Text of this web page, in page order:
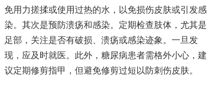
免用力搓揉或使用过热的水，以免损伤皮肤或引发感
染。其次是预防溃疡和感染。定期检查肢体，尤其是
足部，关注是否有破损、溃疡或感染迹象。一旦发
现，应及时就医。此外，糖尿病患者需格外小心，建
议定期修剪指甲，但避免修剪过短以防刺伤皮肤。